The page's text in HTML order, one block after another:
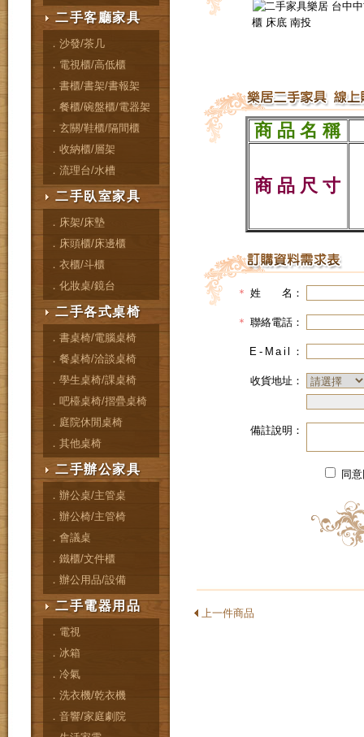
二手客廳家具
．沙發/茶几
．電視櫃/高低櫃
．書櫃/書架/書報架
．餐櫃/碗盤櫃/電器架
．玄關/鞋櫃/隔間櫃
．收納櫃/層架
．流理台/水槽
二手臥室家具
．床架/床墊
．床頭櫃/床邊櫃
．衣櫃/斗櫃
．化妝桌/鏡台
二手各式桌椅
．書桌椅/電腦桌椅
．餐桌椅/洽談桌椅
．學生桌椅/課桌椅
．吧檯桌椅/摺疊桌椅
．庭院休閒桌椅
．其他桌椅
二手辦公家具
．辦公桌/主管桌
．辦公椅/主管椅
．會議桌
．鐵櫃/文件櫃
．辦公用品/設備
二手電器用品
．電視
．冰箱
．冷氣
．洗衣機/乾衣機
．音響/家庭劇院
商 品 名 稱
商 品 尺 寸
＊ 姓 名：
＊ 聯絡電話：
E-Mail ：
收貨地址：
備註說明：
同
上一件商品